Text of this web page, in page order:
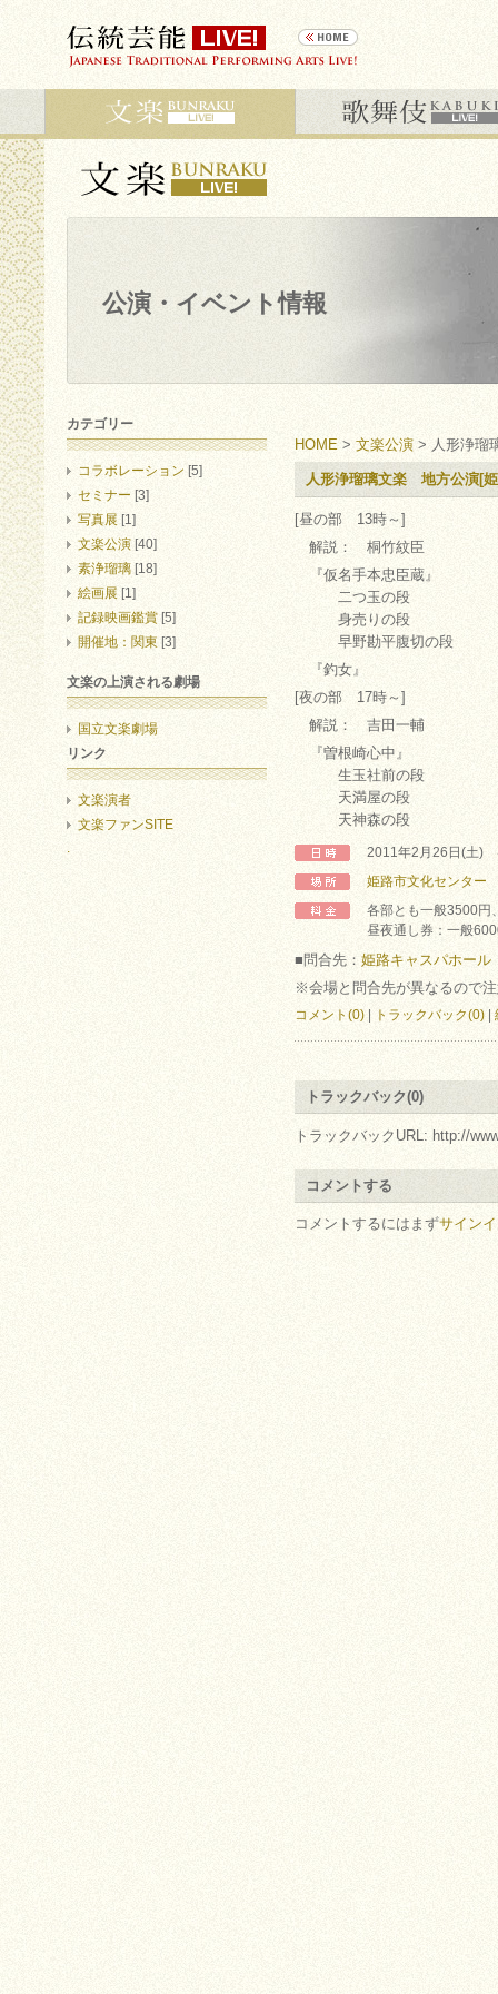
公演・イベント情報
HOME > 文楽公演 > 人形浄瑠
人形浄瑠璃文楽 地方公演[
[昼の部 13時～]
解説： 桐竹紋臣
『仮名手本忠臣蔵』
二つ玉の段
身売りの段
早野勘平腹切の段
『釣女』
[夜の部 17時～]
解説： 吉田一輔
『曽根崎心中』
生玉社前の段
天満屋の段
天神森の段
2011年2月26日(土)
姫路市文化センター
各部とも一般3500円
昼夜通し券：一般
■問合先： 姫路キャスパホール
※会場と問合先が異なるので
コメント(0) トラックバック(0)
トラックバック(0)
トラックバックURL: http://
コメントする
コメントするにはまずサイン
カテゴリー
コラボレーション [5]
セミナー [3]
写真展 [1]
文楽公演 [40]
素浄瑠璃 [18]
絵画展 [1]
記録映画鑑賞 [5]
開催地：関東 [3]
文楽の上演される劇場
国立文楽劇場
リンク
文楽演者
文楽ファンSITE
.